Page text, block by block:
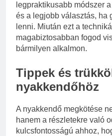
legpraktikusabb módszer
és a legjobb választás, ha
lenni. Miután ezt a
magabiztosabban fogod
bármilyen alkalmon.
Tippek és
nyakkendőhöz
A nyakkendő megkötése
hanem a részletekre való
kulcsfontosságú ahhoz,